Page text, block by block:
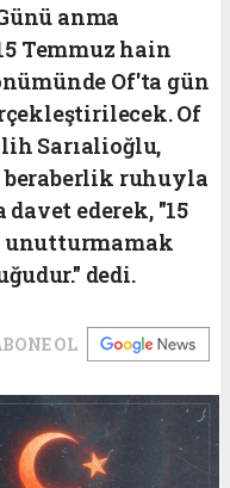
anma
Temmuz hain
Of'ta gün
Of
Sarıalioğlu,
ruhuyla
ederek, "15
unutturmamak
dedi.
OL